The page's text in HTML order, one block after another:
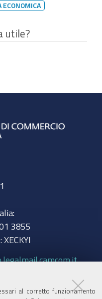
al corretto funzionamento
ECONOMICA
utile?
3855